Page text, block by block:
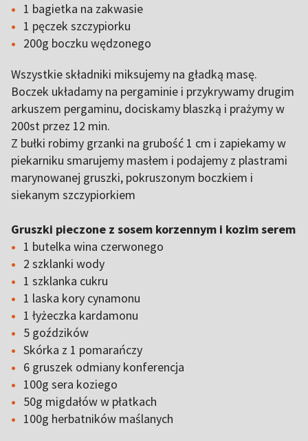
1 bagietka na zakwasie
1 pęczek szczypiorku
200g boczku wędzonego
Wszystkie składniki miksujemy na gładką masę.
Boczek układamy na pergaminie i przykrywamy drugim
arkuszem pergaminu, dociskamy blaszką i prażymy w
200st przez 12 min.
Z bułki robimy grzanki na grubość 1 cm i zapiekamy w
piekarniku smarujemy masłem i podajemy z plastrami
marynowanej gruszki, pokruszonym boczkiem i
siekanym szczypiorkiem
Gruszki pieczone z sosem korzennym i kozim serem
1 butelka wina czerwonego
2 szklanki wody
1 szklanka cukru
1 laska kory cynamonu
1 łyżeczka kardamonu
5 goździków
Skórka z 1 pomarańczy
6 gruszek odmiany konferencja
100g sera koziego
50g migdałów w płatkach
100g herbatników maślanych